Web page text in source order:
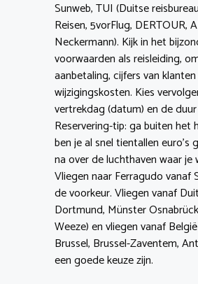
Sunweb, TUI (Duitse
Reisen, 5vorFlug, DERTOUR,
Neckermann). Kijk in het
voorwaarden als reisleiding,
aanbetaling, cijfers van
wijzigingskosten. Kies
vertrekdag (datum) en de
Reservering-tip: ga buiten het
ben je al snel tientallen euro’s
na over de luchthaven waar je
Vliegen naar Ferragudo vanaf
de voorkeur. Vliegen vanaf
Dortmund, Münster
Weeze) en vliegen vanaf
Brussel, Brussel-Zaventem,
een goede keuze zijn.